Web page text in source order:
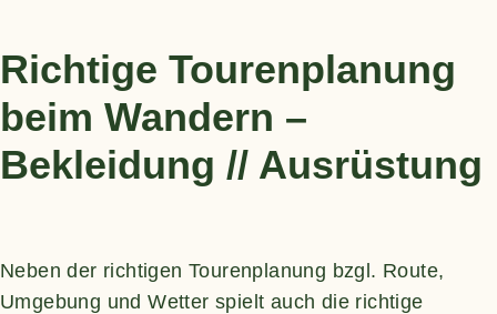
Richtige Tourenplanung
beim Wandern –
Bekleidung // Ausrüstung
Neben der richtigen Tourenplanung bzgl. Route,
Umgebung und Wetter spielt auch die richtige